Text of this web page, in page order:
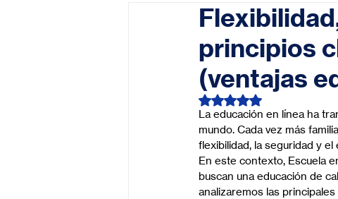
principios
(ventajas
Obtuvo NaN de 5
La educación en línea ha
mundo. Cada vez más
flexibilidad, la seguridad y
En este contexto, Escuela
buscan una educación de
analizaremos las